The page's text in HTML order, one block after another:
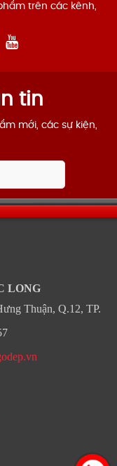
trên các kênh,
tin
mới, các sự kiện,
LONG
Thuận, Q.12, TP.